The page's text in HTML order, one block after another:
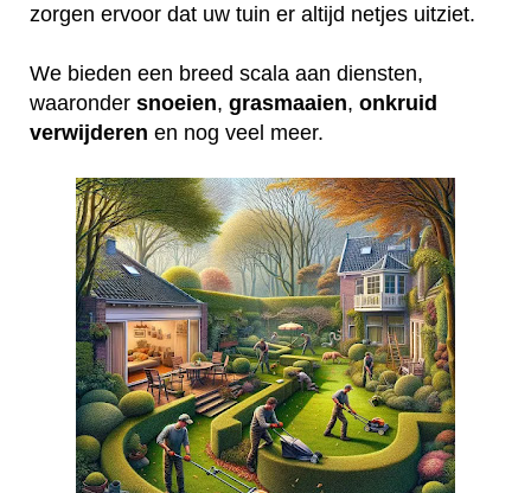
zorgen ervoor dat uw tuin er altijd netjes uitziet.
We bieden een breed scala aan diensten,
waaronder snoeien, grasmaaien, onkruid
verwijderen en nog veel meer.